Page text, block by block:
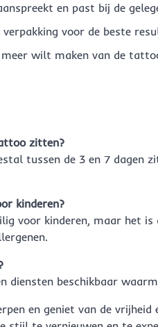
en past bij de
voor de beste
meer wilt maken van de
zitten?
tussen de 3 en 7 dagen
kinderen?
voor kinderen, maar het
diensten beschikbaar
en geniet van de